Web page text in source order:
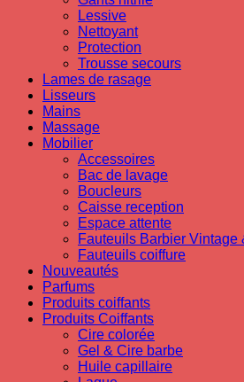
Lessive
Nettoyant
Protection
Trousse secours
Lames de rasage
Lisseurs
Mains
Massage
Mobilier
Accessoires
Bac de lavage
Boucleurs
Caisse reception
Espace attente
Fauteuils Barbier Vintage
Fauteuils coiffure
Nouveautés
Parfums
Produits coiffants
Produits Coiffants
Cire colorée
Gel & Cire barbe
Huile capillaire